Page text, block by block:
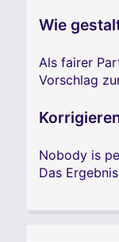
Wie
Als fairer
Vorschlag
Nobody is
Das